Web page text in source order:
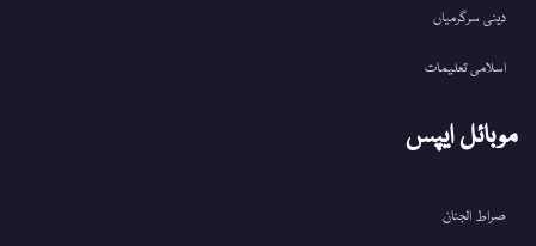
دینی سرگرمیاں
اسلامی تعلیمات
موبائل ایپس
صراط الجنان